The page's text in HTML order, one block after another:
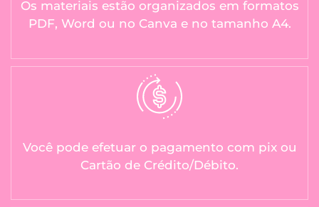
Os materiais estão organizados em formatos
PDF, Word ou no Canva e no tamanho A4.
Você pode efetuar o pagamento com pix ou
Cartão de Crédito/Débito.